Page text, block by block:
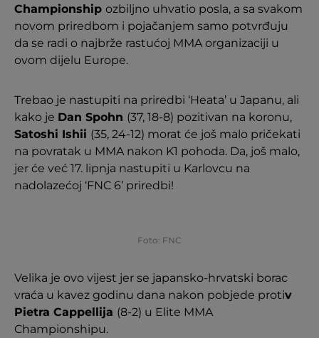
Championship ozbiljno uhvatio posla, a sa svakom
novom priredbom i pojačanjem samo potvrđuju
da se radi o najbrže rastućoj MMA organizaciji u
ovom dijelu Europe.
Trebao je nastupiti na priredbi ‘Heata’ u Japanu, ali
kako je Dan Spohn (37, 18-8) pozitivan na koronu,
Satoshi Ishii (35, 24-12) morat će još malo pričekati
na povratak u MMA nakon K1 pohoda. Da, još malo,
jer će već 17. lipnja nastupiti u Karlovcu na
nadolazećoj ‘FNC 6’ priredbi!
Foto: FNC
Velika je ovo vijest jer se japansko-hrvatski borac
vraća u kavez godinu dana nakon pobjede protiv
Pietra Cappellija (8-2) u Elite MMA
Championshipu.